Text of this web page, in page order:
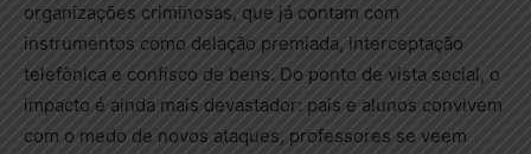
organizações criminosas, que já contam com
instrumentos como delação premiada, interceptação
telefônica e confisco de bens. Do ponto de vista social, o
impacto é ainda mais devastador: pais e alunos convivem
com o medo de novos ataques, professores se veem